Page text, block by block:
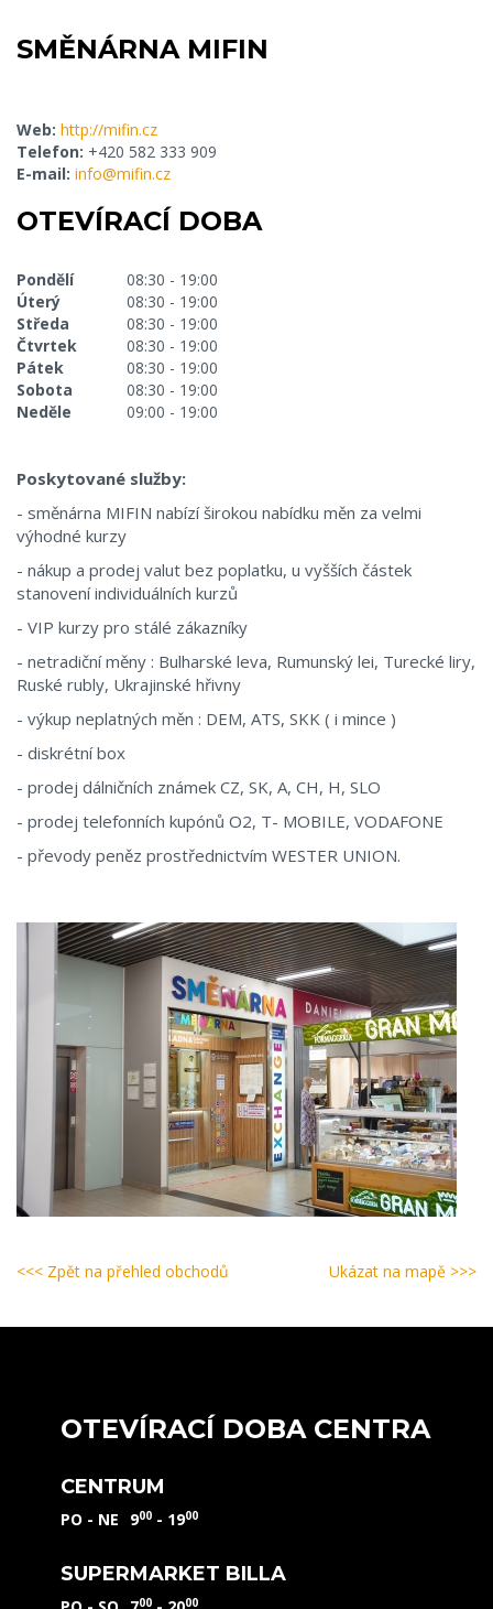
SMĚNÁRNA MIFIN
Web: http://mifin.cz
Telefon: +420 582 333 909
E-mail: info@mifin.cz
OTEVÍRACÍ DOBA
Pondělí
08:30 - 19:00
Úterý
08:30 - 19:00
Středa
08:30 - 19:00
Čtvrtek
08:30 - 19:00
Pátek
08:30 - 19:00
Sobota
08:30 - 19:00
Neděle
09:00 - 19:00
Poskytované služby:
- směnárna MIFIN nabízí širokou nabídku měn za velmi
výhodné kurzy
- nákup a prodej valut bez poplatku, u vyšších částek
stanovení individuálních kurzů
- VIP kurzy pro stálé zákazníky
- netradiční měny : Bulharské leva, Rumunský lei, Turecké liry,
Ruské rubly, Ukrajinské hřivny
- výkup neplatných měn : DEM, ATS, SKK ( i mince )
- diskrétní box
- prodej dálničních známek CZ, SK, A, CH, H, SLO
- prodej telefonních kupónů O2, T- MOBILE, VODAFONE
- převody peněz prostřednictvím WESTER UNION.
<<< Zpět na přehled obchodů Ukázat na mapě >>>
OTEVÍRACÍ DOBA CENTRA
CENTRUM
PO - NE 900 - 1900
SUPERMARKET BILLA
00 00